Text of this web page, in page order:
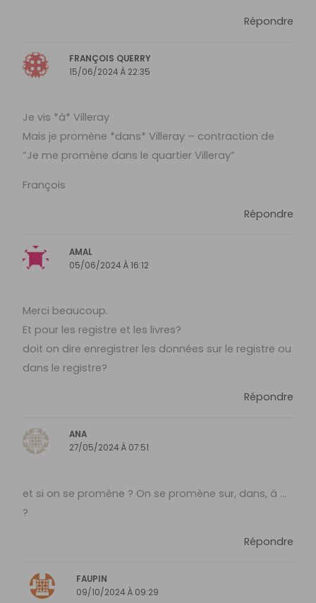
Répondre
FRANÇOIS QUERRY
15/06/2024 À 22:35
Je vis *à* Villeray
Mais je promène *dans* Villeray – contraction de
“Je me promène dans le quartier Villeray”
François
Répondre
AMAL
05/06/2024 À 16:12
Merci beaucoup.
Et pour les registre et les livres?
doit on dire enregistrer les données sur le registre ou
dans le registre?
Répondre
ANA
27/05/2024 À 07:51
et si on se promène ? On se promène sur, dans, à …
?
Répondre
FAUPIN
09/10/2024 À 09:29